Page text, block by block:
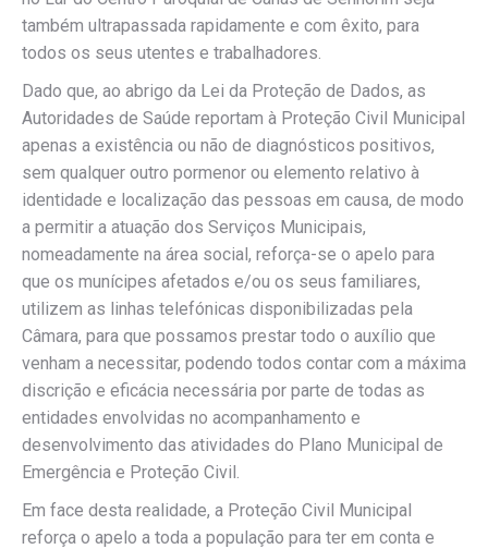
também ultrapassada rapidamente e com êxito, para
todos os seus utentes e trabalhadores.
Dado que, ao abrigo da Lei da Proteção de Dados, as
Autoridades de Saúde reportam à Proteção Civil Municipal
apenas a existência ou não de diagnósticos positivos,
sem qualquer outro pormenor ou elemento relativo à
identidade e localização das pessoas em causa, de modo
a permitir a atuação dos Serviços Municipais,
nomeadamente na área social, reforça-se o apelo para
que os munícipes afetados e/ou os seus familiares,
utilizem as linhas telefónicas disponibilizadas pela
Câmara, para que possamos prestar todo o auxílio que
venham a necessitar, podendo todos contar com a máxima
discrição e eficácia necessária por parte de todas as
entidades envolvidas no acompanhamento e
desenvolvimento das atividades do Plano Municipal de
Emergência e Proteção Civil.
Em face desta realidade, a Proteção Civil Municipal
reforça o apelo a toda a população para ter em conta e